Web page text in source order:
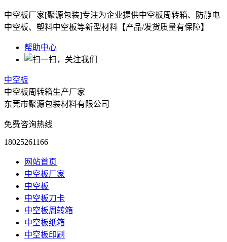
中空板厂家[聚源包装]专注为企业提供中空板周转箱、防静电
中空板、塑料中空板等新型材料【产品/发货质量有保障】
帮助中心
中空板
中空板周转箱生产厂家
东莞市聚源包装材料有限公司
免费咨询热线
18025261166
网站首页
中空板厂家
中空板
中空板刀卡
中空板周转箱
中空板纸箱
中空板印刷